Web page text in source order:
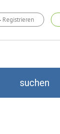
Registrieren
suchen